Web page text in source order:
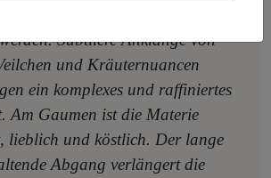
Subtilere Anklänge von
und Kräuternuancen
ein komplexes und raffiniertes
Am Gaumen ist die Materie
lieblich und köstlich. Der lange
Abgang verlängert die